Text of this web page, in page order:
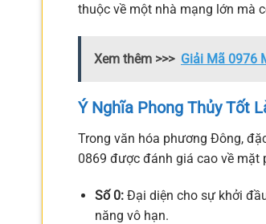
thuộc về một nhà mạng lớn mà
Xem thêm >>> Giải Mã 0976
Ý Nghĩa Phong Thủy Tốt
Trong văn hóa phương Đông,
0869 được đánh giá cao về mặt
Số 0:Đại diện cho sự khởi
năng vô hạn.